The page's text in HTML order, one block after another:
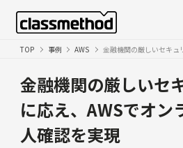
TOP 事例 AWS
金融機関の厳しいセ
に応え、AWSでオン
人確認を実現